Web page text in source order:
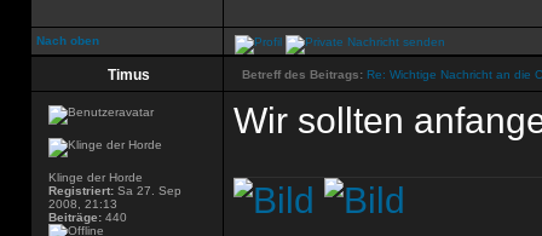
Nach oben
Timus Betreff des Beitrags: Re: Wichtige Nachricht an die
Klinge der Horde
Registriert: Sa 27. Sep
2008, 21:13
Beiträge: 440
Wir sollten